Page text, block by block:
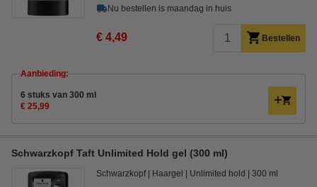
Nu bestellen is maandag in huis
€ 4,49 Bestellen
Aanbieding:
6 stuks van 300 ml
€ 25,99
Schwarzkopf Taft Unlimited Hold gel (300 ml)
Schwarzkopf Haargel Unlimited hold 300 ml